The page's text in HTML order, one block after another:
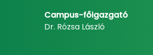
Campus-főigazgató
Dr. Rózsa László